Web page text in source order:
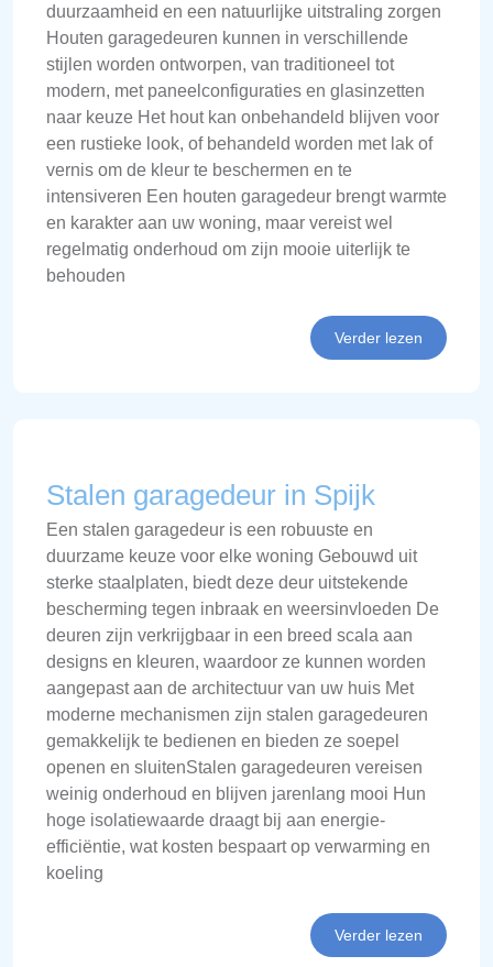
duurzaamheid en een natuurlijke uitstraling zorgen
Houten garagedeuren kunnen in verschillende
stijlen worden ontworpen, van traditioneel tot
modern, met paneelconfiguraties en glasinzetten
naar keuze Het hout kan onbehandeld blijven voor
een rustieke look, of behandeld worden met lak of
vernis om de kleur te beschermen en te
intensiveren Een houten garagedeur brengt warmte
en karakter aan uw woning, maar vereist wel
regelmatig onderhoud om zijn mooie uiterlijk te
behouden
Verder lezen
Stalen garagedeur in Spijk
Een stalen garagedeur is een robuuste en
duurzame keuze voor elke woning Gebouwd uit
sterke staalplaten, biedt deze deur uitstekende
bescherming tegen inbraak en weersinvloeden De
deuren zijn verkrijgbaar in een breed scala aan
designs en kleuren, waardoor ze kunnen worden
aangepast aan de architectuur van uw huis Met
moderne mechanismen zijn stalen garagedeuren
gemakkelijk te bedienen en bieden ze soepel
openen en sluitenStalen garagedeuren vereisen
weinig onderhoud en blijven jarenlang mooi Hun
hoge isolatiewaarde draagt bij aan energie-
efficiëntie, wat kosten bespaart op verwarming en
koeling
Verder lezen